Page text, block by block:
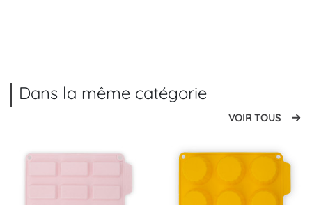
Dans la même catégorie
VOIR TOUS